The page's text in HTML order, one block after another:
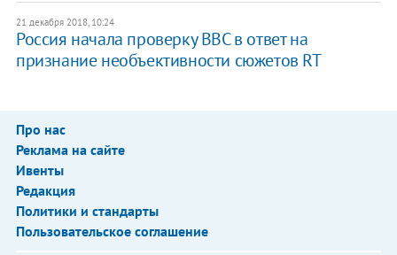
21 декабря 2018, 10:24
​Россия начала проверку BBC в ответ на
признание необъективности сюжетов RT
Про нас
Реклама на сайте
Ивенты
Редакция
Политики и стандарты
Пользовательское соглашение